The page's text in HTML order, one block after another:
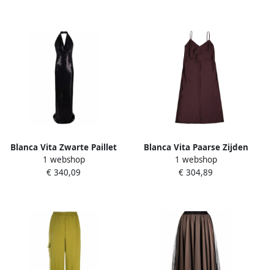
Blanca Vita Zwarte Paillet
Lange Jurk Vrouwen Black
Dames
1 webshop
€ 340,09
Blanca Vita Paarse Zijden
Slip Midi Jurk Purple Dames
1 webshop
€ 304,89